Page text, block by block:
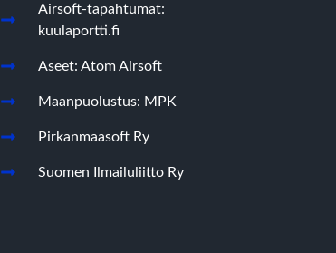
Airsoft-tapahtumat:
kuulaportti.fi
Aseet: Atom Airsoft
Maanpuolustus: MPK
Pirkanmaasoft Ry
Suomen Ilmailuliitto Ry